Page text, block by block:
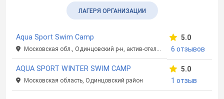
ЛАГЕРЯ ОРГАНИЗАЦИИ
Aqua Sport Swim Camp
Московская обл., Одинцовский р-н, актив-отель "Искра"
5.0
6 отзывов
AQUA SPORT WINTER SWIM CAMP
Московская область, Одинцовский район
5.0
1 отзыв